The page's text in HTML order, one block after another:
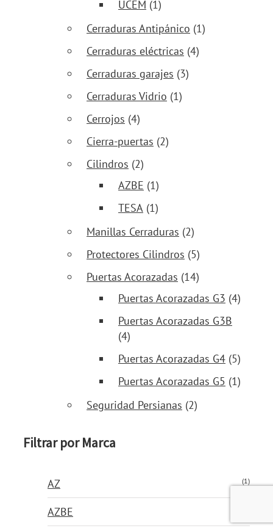
UCEM (1)
Cerraduras Antipánico (1)
Cerraduras eléctricas (4)
Cerraduras garajes (3)
Cerraduras Vidrio (1)
Cerrojos (4)
Cierra-puertas (2)
Cilindros (2)
AZBE (1)
TESA (1)
Manillas Cerraduras (2)
Protectores Cilindros (5)
Puertas Acorazadas (14)
Puertas Acorazadas G3 (4)
Puertas Acorazadas G3B
(4)
Puertas Acorazadas G4 (5)
Puertas Acorazadas G5 (1)
Seguridad Persianas (2)
Filtrar por Marca
AZ (1)
AZBE